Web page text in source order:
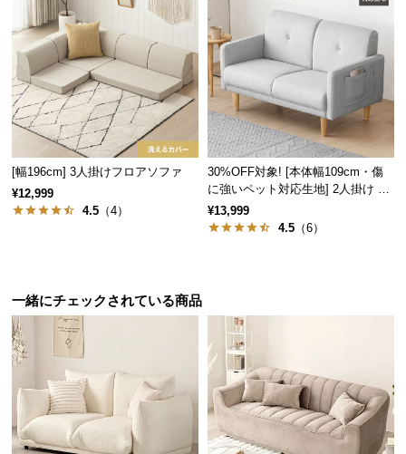
o.,
[幅196cm] 3人掛けフロアソファ
¥12,999
4.5 （4）
30%OFF対象! [本体幅109cm・傷
に強いペット対応生地] 2人掛け コ
ンパクトソファ ポケット付き
¥13,999
4.5 （6）
一緒にチェックされている商品